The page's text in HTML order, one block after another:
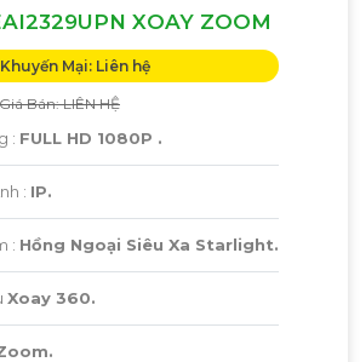
XOAY ZOOM
Mại: Liên hệ
Giá Bán: LIÊN HỆ
: FULL HD 1080P .
: IP.
: Hồng Ngoại Siêu Xa Starlight.
Xoay 360.